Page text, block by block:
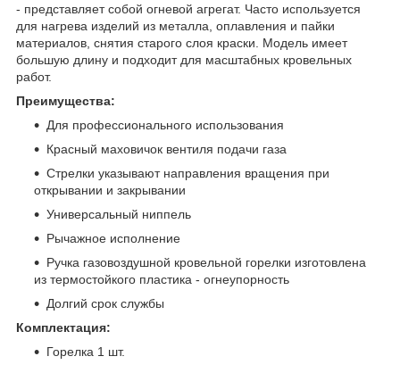
- представляет собой огневой агрегат. Часто используется
для нагрева изделий из металла, оплавления и пайки
материалов, снятия старого слоя краски. Модель имеет
большую длину и подходит для масштабных кровельных
работ.
Преимущества:
Для профессионального использования
Красный маховичок вентиля подачи газа
Стрелки указывают направления вращения при
открывании и закрывании
Универсальный ниппель
Рычажное исполнение
Ручка газовоздушной кровельной горелки изготовлена
из термостойкого пластика - огнеупорность
Долгий срок службы
Комплектация:
Горелка 1 шт.